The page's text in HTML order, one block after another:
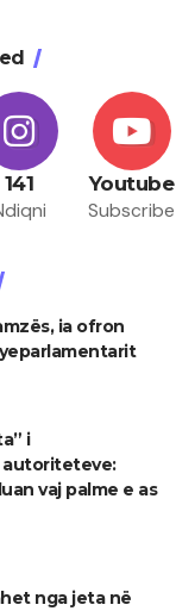
141 Youtube
Subscribe
ia ofron
i
vaj palme e as
nga jeta në